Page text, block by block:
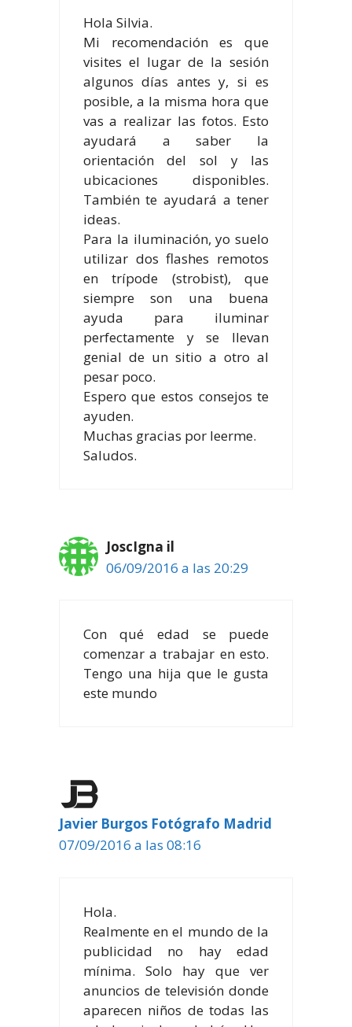
Hola Silvia.
Mi recomendación es que
visites el lugar de la sesión
algunos días antes y, si es
posible, a la misma hora que
vas a realizar las fotos. Esto
ayudará a saber la
orientación del sol y las
ubicaciones disponibles.
También te ayudará a tener
ideas.
Para la iluminación, yo suelo
utilizar dos flashes remotos
en trípode (strobist), que
siempre son una buena
ayuda para iluminar
perfectamente y se llevan
genial de un sitio a otro al
pesar poco.
Espero que estos consejos te
ayuden.
Muchas gracias por leerme.
Saludos.
JoscIgna il
06/09/2016 a las 20:29
Con qué edad se puede
comenzar a trabajar en esto.
Tengo una hija que le gusta
este mundo
Javier Burgos Fotógrafo Madrid
07/09/2016 a las 08:16
Hola.
Realmente en el mundo de la
publicidad no hay edad
mínima. Solo hay que ver
anuncios de televisión donde
aparecen niños de todas las